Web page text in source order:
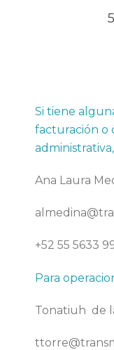
Si tiene
facturación o
Ana Laura
+52 55 5633
Para
Tonatiuh de